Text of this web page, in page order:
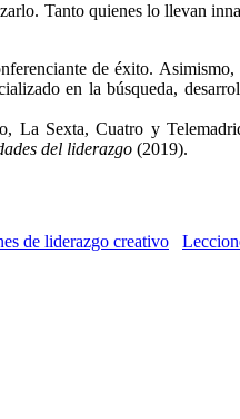
Tanto quienes lo llevan
de éxito.
en la búsqueda,
Sexta, Cuatro y
del liderazgo (2019).